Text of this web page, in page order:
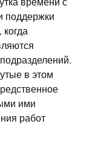
поддержки
в этом
ими
работ